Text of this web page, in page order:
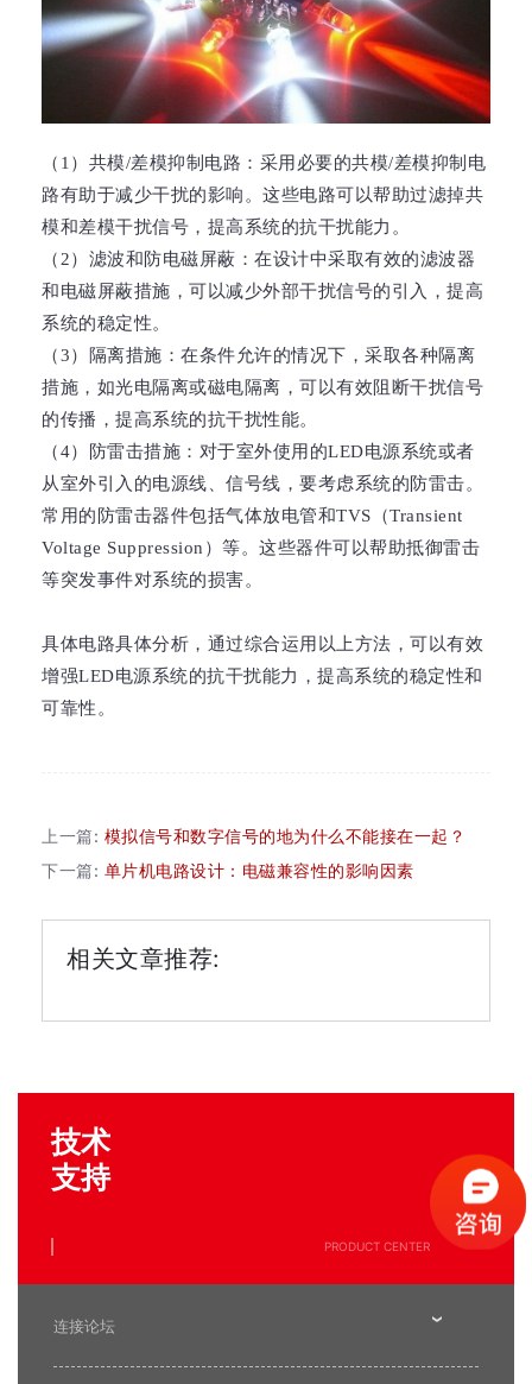
（1）共模/差模抑制电路：采用必要的共模/差模抑制电
路有助于减少干扰的影响。这些电路可以帮助过滤掉共
模和差模干扰信号，提高系统的抗干扰能力。
（2）滤波和防电磁屏蔽：在设计中采取有效的滤波器
和电磁屏蔽措施，可以减少外部干扰信号的引入，提高
系统的稳定性。
（3）隔离措施：在条件允许的情况下，采取各种隔离
措施，如光电隔离或磁电隔离，可以有效阻断干扰信号
的传播，提高系统的抗干扰性能。
（4）防雷击措施：对于室外使用的LED电源系统或者
从室外引入的电源线、信号线，要考虑系统的防雷击。
常用的防雷击器件包括气体放电管和TVS（Transient
Voltage Suppression）等。这些器件可以帮助抵御雷击
等突发事件对系统的损害。
具体电路具体分析，通过综合运用以上方法，可以有效
增强LED电源系统的抗干扰能力，提高系统的稳定性和
可靠性。
上一篇: 模拟信号和数字信号的地为什么不能接在一起？
下一篇: 单片机电路设计：电磁兼容性的影响因素
相关文章推荐:
技术
支持
PRODUCT CENTER
连接论坛